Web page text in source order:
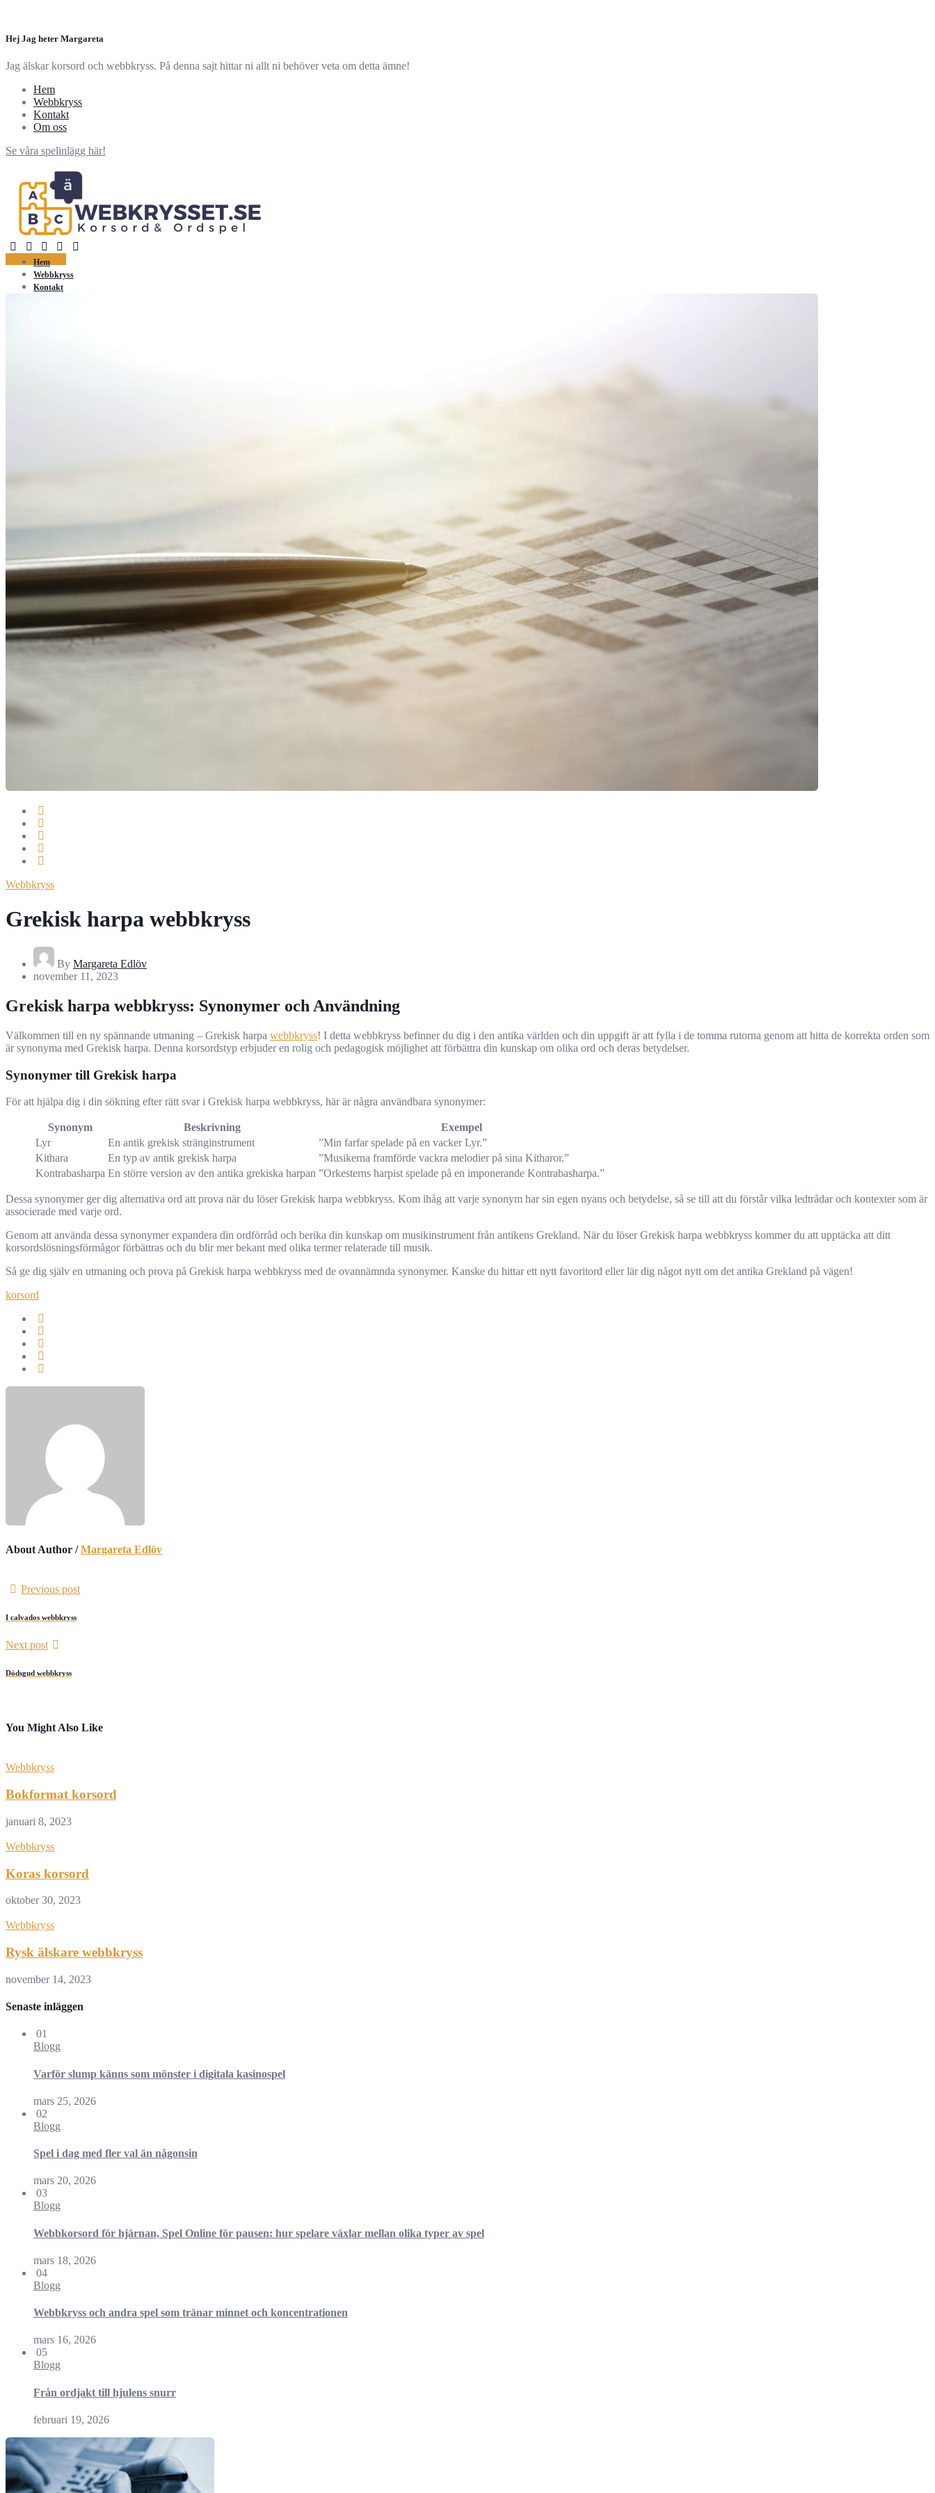
Hej Jag heter Margareta
Jag älskar korsord och webbkryss. På denna sajt hittar ni allt ni behöver veta om detta ämne!
Hem
Webbkryss
Kontakt
Om oss
Se våra spelinlägg här!
Kontakta oss!
Hem
Webbkryss
Kontakt
Webbkryss
Grekisk harpa webbkryss
By Margareta Edlöv
november 11, 2023
Grekisk harpa webbkryss: Synonymer och Användning
Välkommen till en ny spännande utmaning – Grekisk harpa webbkryss! I detta webbkryss befinner du dig i den antika världen och din uppgift är att fylla i de tomma rutorna genom att hitta de korrekta orden som
är synonyma med Grekisk harpa. Denna korsordstyp erbjuder en rolig och pedagogisk möjlighet att förbättra din kunskap om olika ord och deras betydelser.
Synonymer till Grekisk harpa
För att hjälpa dig i din sökning efter rätt svar i Grekisk harpa webbkryss, här är några användbara synonymer:
Synonym Beskrivning
Exempel
Lyr
En antik grekisk stränginstrument
”Min farfar spelade på en vacker Lyr.”
Kithara
En typ av antik grekisk harpa
”Musikerna framförde vackra melodier på sina Kitharor.”
Kontrabasharpa En större version av den antika grekiska harpan ”Orkesterns harpist spelade på en imponerande Kontrabasharpa.”
Dessa synonymer ger dig alternativa ord att prova när du löser Grekisk harpa webbkryss. Kom ihåg att varje synonym har sin egen nyans och betydelse, så se till att du förstår vilka ledtrådar och kontexter som är
associerade med varje ord.
Genom att använda dessa synonymer expandera din ordförråd och berika din kunskap om musikinstrument från antikens Grekland. När du löser Grekisk harpa webbkryss kommer du att upptäcka att ditt
korsordslösningsförmågor förbättras och du blir mer bekant med olika termer relaterade till musik.
Så ge dig själv en utmaning och prova på Grekisk harpa webbkryss med de ovannämnda synonymer. Kanske du hittar ett nytt favoritord eller lär dig något nytt om det antika Grekland på vägen!
korsord
About Author /Margareta Edlöv
Previous post
I calvados webbkryss
Next post
Dödsgud webbkryss
You Might Also Like
Webbkryss
Bokformat korsord
januari 8, 2023
Webbkryss
Koras korsord
oktober 30, 2023
Webbkryss
Rysk älskare webbkryss
november 14, 2023
Senaste inläggen
01
Blogg
Varför slump känns som mönster i digitala kasinospel
mars 25, 2026
02
Blogg
Spel i dag med fler val än någonsin
mars 20, 2026
03
Blogg
Webbkorsord för hjärnan, Spel Online för pausen: hur spelare växlar mellan olika typer av spel
mars 18, 2026
04
Blogg
Webbkryss och andra spel som tränar minnet och koncentrationen
mars 16, 2026
05
Blogg
Från ordjakt till hjulens snurr
februari 19, 2026